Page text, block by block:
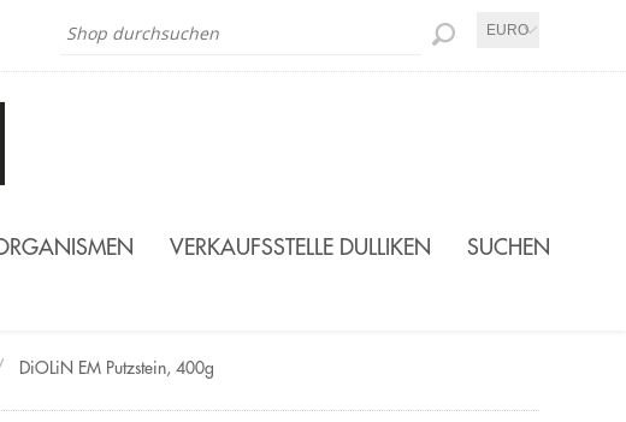
EURO
VERKAUFSSTELLE DULLIKEN
SUCHEN
DiOLiN EM Putzstein, 400g